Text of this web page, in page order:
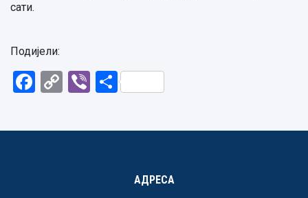
сати.
Подијели:
Facebook
CopyViberShare
АДРЕСА